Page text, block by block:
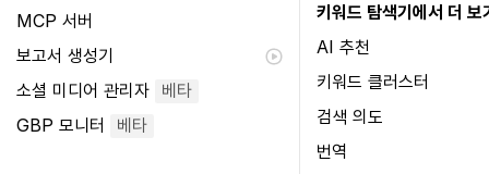
MCP 서버
보고서 생성기
소셜 미디어 관리자
베타
GBP 모니터 베타
키워드 탐색기에서 더 보
AI 추천
키워드 클러스터
검색 의도
번역